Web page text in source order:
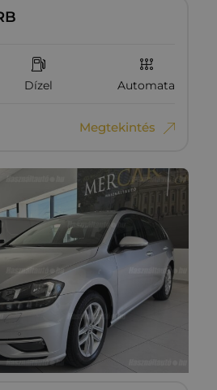
Dízel Automata
Megtekintés